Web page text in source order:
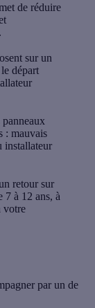
de réduire
sur un
départ
: mauvais
installateur
retour sur
7 à 12 ans, à
votre
par un de